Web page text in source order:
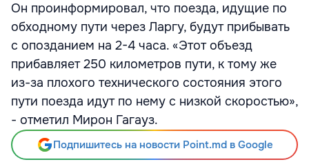
Он проинформировал, что поезда, идущие по
обходному пути через Ларгу, будут прибывать
с опозданием на 2-4 часа. «Этот объезд
прибавляет 250 километров пути, к тому же
из-за плохого технического состояния этого
пути поезда идут по нему с низкой скоростью»,
- отметил Мирон Гагауз.
Подпишитесь на новости Point.md в Google